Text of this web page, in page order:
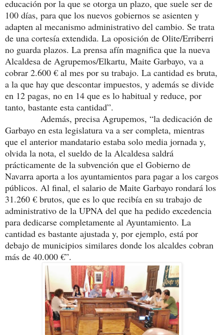
educación por la que se otorga un plazo, que suele ser de
100 días, para que los nuevos gobiernos se asienten y
adapten al mecanismo administrativo del cambio. Se trata
de una cortesía extendida. La oposición de Olite/Erriberri
no guarda plazos. La prensa afín magnifica que la nueva
Alcaldesa de Agrupemos/Elkartu, Maite Garbayo, va a
cobrar 2.600 € al mes por su trabajo. La cantidad es bruta,
a la que hay que descontar impuestos, y además se divide
en 12 pagas, no en 14 que es lo habitual y reduce, por
tanto, bastante esta cantidad”.
Además, precisa Agrupemos, “la dedicación de
Garbayo en esta legislatura va a ser completa, mientras
que el anterior mandatario estaba solo media jornada y,
olvida la nota, el sueldo de la Alcaldesa saldrá
prácticamente de la subvención que el Gobierno de
Navarra aporta a los ayuntamientos para pagar a los cargos
públicos. Al final, el salario de Maite Garbayo rondará los
31.260 € brutos, que es lo que recibía en su trabajo de
administrativo de la UPNA del que ha pedido excedencia
para dedicarse completamente al Ayuntamiento. La
cantidad es bastante ajustada y, por ejemplo, está por
debajo de municipios similares donde los alcaldes cobran
más de 40.000 €”.